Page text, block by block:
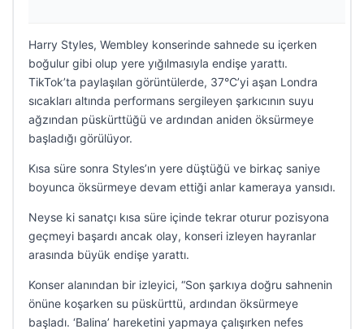
Harry Styles, Wembley konserinde sahnede su içerken
boğulur gibi olup yere yığılmasıyla endişe yarattı.
TikTok’ta paylaşılan görüntülerde, 37°C’yi aşan Londra
sıcakları altında performans sergileyen şarkıcının suyu
ağzından püskürttüğü ve ardından aniden öksürmeye
başladığı görülüyor.
Kısa süre sonra Styles’ın yere düştüğü ve birkaç saniye
boyunca öksürmeye devam ettiği anlar kameraya yansıdı.
Neyse ki sanatçı kısa süre içinde tekrar oturur pozisyona
geçmeyi başardı ancak olay, konseri izleyen hayranlar
arasında büyük endişe yarattı.
Konser alanından bir izleyici, “Son şarkıya doğru sahnenin
önüne koşarken su püskürttü, ardından öksürmeye
başladı. ‘Balina’ hareketini yapmaya çalışırken nefes